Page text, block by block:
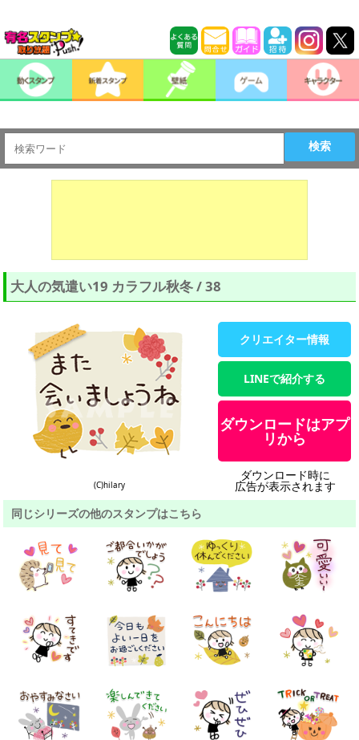
検索
大人の気遣い19 カラフル秋冬 / 38
(C)hilary
クリエイター情報
LINEで紹介する
ダウンロードはアプ
リから
ダウンロード時に
広告が表示されます
同じシリーズの他のスタンプはこちら